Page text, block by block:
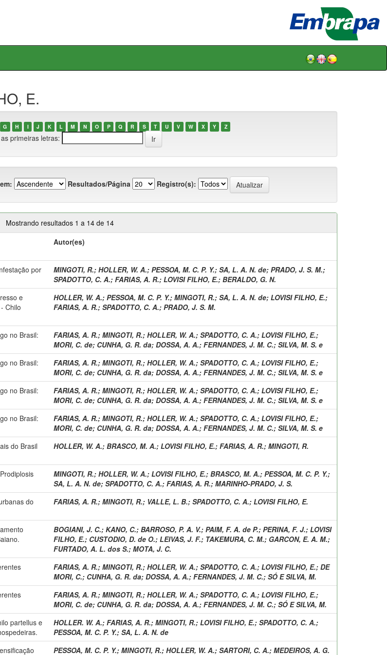
E.
G H I J K L M N O P Q R S T U V W X Y Z
primeiras letras:
Resultados/Página Registro(s):
Mostrando resultados 1 a 14 de 14
Autor(es)
por
MINGOTI, R.; HOLLER, W. A.; PESSOA, M. C. P. Y.; SA, L. A. N. de; PRADO, J. S. M.;
SPADOTTO, C. A.; FARIAS, A. R.; LOVISI FILHO, E.; BERALDO, G. N.
e
Chilo
HOLLER, W. A.; PESSOA, M. C. P. Y.; MINGOTI, R.; SA, L. A. N. de; LOVISI FILHO, E.;
FARIAS, A. R.; SPADOTTO, C. A.; PRADO, J. S. M.
no Brasil:
FARIAS, A. R.; MINGOTI, R.; HOLLER, W. A.; SPADOTTO, C. A.; LOVISI FILHO, E.;
MORI, C. de; CUNHA, G. R. da; DOSSA, A. A.; FERNANDES, J. M. C.; SILVA, M. S. e
no Brasil:
FARIAS, A. R.; MINGOTI, R.; HOLLER, W. A.; SPADOTTO, C. A.; LOVISI FILHO, E.;
MORI, C. de; CUNHA, G. R. da; DOSSA, A. A.; FERNANDES, J. M. C.; SILVA, M. S. e
no Brasil:
FARIAS, A. R.; MINGOTI, R.; HOLLER, W. A.; SPADOTTO, C. A.; LOVISI FILHO, E.;
MORI, C. de; CUNHA, G. R. da; DOSSA, A. A.; FERNANDES, J. M. C.; SILVA, M. S. e
no Brasil:
FARIAS, A. R.; MINGOTI, R.; HOLLER, W. A.; SPADOTTO, C. A.; LOVISI FILHO, E.;
MORI, C. de; CUNHA, G. R. da; DOSSA, A. A.; FERNANDES, J. M. C.; SILVA, M. S. e
do Brasil
HOLLER, W. A.; BRASCO, M. A.; LOVISI FILHO, E.; FARIAS, A. R.; MINGOTI, R.
MINGOTI, R.; HOLLER, W. A.; LOVISI FILHO, E.; BRASCO, M. A.; PESSOA, M. C. P. Y.;
SA, L. A. N. de; SPADOTTO, C. A.; FARIAS, A. R.; MARINHO-PRADO, J. S.
do
FARIAS, A. R.; MINGOTI, R.; VALLE, L. B.; SPADOTTO, C. A.; LOVISI FILHO, E.
BOGIANI, J. C.; KANO, C.; BARROSO, P. A. V.; PAIM, F. A. de P.; PERINA, F. J.; LOVISI
FILHO, E.; CUSTODIO, D. de O.; LEIVAS, J. F.; TAKEMURA, C. M.; GARCON, E. A. M.;
FURTADO, A. L. dos S.; MOTA, J. C.
FARIAS, A. R.; MINGOTI, R.; HOLLER, W. A.; SPADOTTO, C. A.; LOVISI FILHO, E.; DE
MORI, C.; CUNHA, G. R. da; DOSSA, A. A.; FERNANDES, J. M. C.; SÓ E SILVA, M.
FARIAS, A. R.; MINGOTI, R.; HOLLER, W. A.; SPADOTTO, C. A.; LOVISI FILHO, E.;
MORI, C. de; CUNHA, G. R. da; DOSSA, A. A.; FERNANDES, J. M. C.; SÓ E SILVA, M.
partellus e
HOLLER. W. A.; FARIAS, A. R.; MINGOTI, R.; LOVISI FILHO, E.; SPADOTTO, C. A.;
PESSOA, M. C. P. Y.; SA, L. A. N. de
PESSOA, M. C. P. Y.; MINGOTI, R.; HOLLER, W. A.; SARTORI, C. A.; MEDEIROS, A. G.